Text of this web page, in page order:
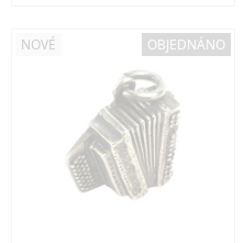
NOVÉ OBJEDNÁNO